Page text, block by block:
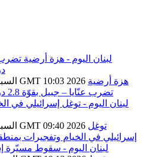
السبت ,31 كانون الثاني / يناير GMT 10:03 2026 هزة أرضية
تضرب عنّايا – جبيل بقوّة 2.8 درجات على مقياس ريختر
السبت ,31 كانون الثاني / يناير GMT 09:40 2026 توغل
إسرائيلي في الخيام وتفجيرات